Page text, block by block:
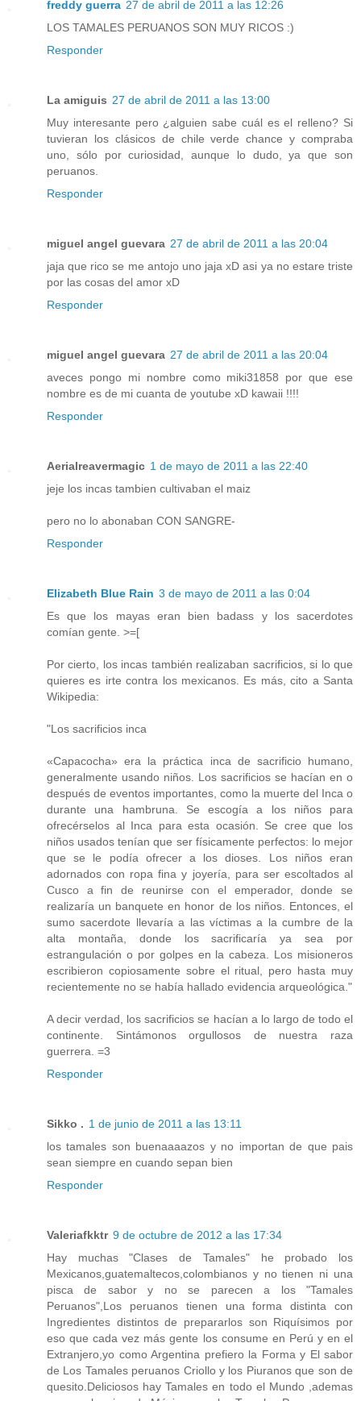
freddy guerra 27 de abril de 2011 a las 12:26
LOS TAMALES PERUANOS SON MUY RICOS :)
Responder
La amiguis 27 de abril de 2011 a las 13:00
Muy interesante pero ¿alguien sabe cuál es el relleno? Si
tuvieran los clásicos de chile verde chance y compraba
uno, sólo por curiosidad, aunque lo dudo, ya que son
peruanos.
Responder
miguel angel guevara 27 de abril de 2011 a las 20:04
jaja que rico se me antojo uno jaja xD asi ya no estare triste
por las cosas del amor xD
Responder
miguel angel guevara 27 de abril de 2011 a las 20:04
aveces pongo mi nombre como miki31858 por que ese
nombre es de mi cuanta de youtube xD kawaii !!!!
Responder
Aerialreavermagic 1 de mayo de 2011 a las 22:40
jeje los incas tambien cultivaban el maiz
pero no lo abonaban CON SANGRE-
Responder
Elizabeth Blue Rain 3 de mayo de 2011 a las 0:04
Es que los mayas eran bien badass y los sacerdotes
comían gente. >=[
Por cierto, los incas también realizaban sacrificios, si lo que
quieres es irte contra los mexicanos. Es más, cito a Santa
Wikipedia:
"Los sacrificios inca
«Capacocha» era la práctica inca de sacrificio humano,
generalmente usando niños. Los sacrificios se hacían en o
después de eventos importantes, como la muerte del Inca o
durante una hambruna. Se escogía a los niños para
ofrecérselos al Inca para esta ocasión. Se cree que los
niños usados tenían que ser físicamente perfectos: lo mejor
que se le podía ofrecer a los dioses. Los niños eran
adornados con ropa fina y joyería, para ser escoltados al
Cusco a fin de reunirse con el emperador, donde se
realizaría un banquete en honor de los niños. Entonces, el
sumo sacerdote llevaría a las víctimas a la cumbre de la
alta montaña, donde los sacrificaría ya sea por
estrangulación o por golpes en la cabeza. Los misioneros
escribieron copiosamente sobre el ritual, pero hasta muy
recientemente no se había hallado evidencia arqueológica."
A decir verdad, los sacrificios se hacían a lo largo de todo el
continente. Sintámonos orgullosos de nuestra raza
guerrera. =3
Responder
Sikko . 1 de junio de 2011 a las 13:11
los tamales son buenaaaazos y no importan de que pais
sean siempre en cuando sepan bien
Responder
Valeriafkktr 9 de octubre de 2012 a las 17:34
Hay muchas "Clases de Tamales" he probado los
Mexicanos,guatemaltecos,colombianos y no tienen ni una
pisca de sabor y no se parecen a los "Tamales
Peruanos",Los peruanos tienen una forma distinta con
Ingredientes distintos de prepararlos son Riquísimos por
eso que cada vez más gente los consume en Perú y en el
Extranjero,yo como Argentina prefiero la Forma y El sabor
de Los Tamales peruanos Criollo y los Piuranos que son de
quesito.Deliciosos hay Tamales en todo el Mundo ,ademas